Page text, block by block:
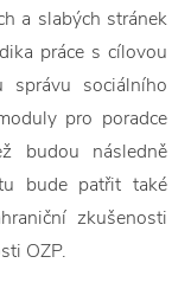
a slabých stránek
práce s cílovou
správu sociálního
pro poradce
budou následně
bude patřit také
zkušenosti
OZP.